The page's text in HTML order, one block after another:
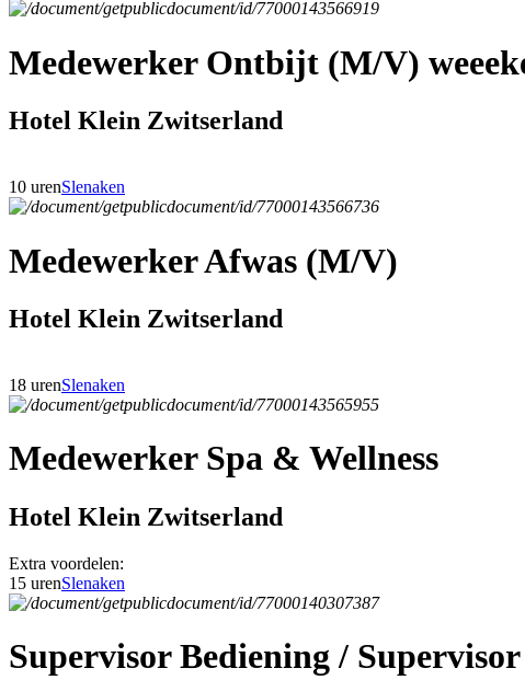
Medewerker Ontbijt (M/V)
Hotel Klein Zwitserland
10 urenSlenaken
Medewerker Afwas (M/V)
Hotel Klein Zwitserland
18 urenSlenaken
Medewerker Spa & Wellness
Hotel Klein Zwitserland
Extra voordelen:
15 urenSlenaken
Supervisor Bediening /